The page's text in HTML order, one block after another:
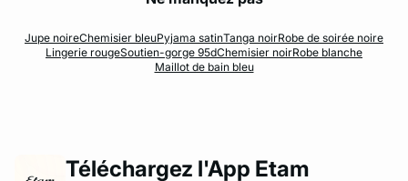
Jupe noireChemisier bleuPyjama satinTanga noirRobe de soirée noire
Lingerie rougeSoutien-gorge 95dChemisier noirRobe blanche
Maillot de bain bleu
Téléchargez l'App Etam